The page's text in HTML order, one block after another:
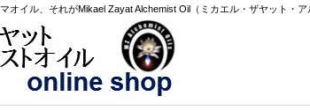
オイル、それがMikael Zayat Alchemist Oil（ミカエル・ザヤット・ア